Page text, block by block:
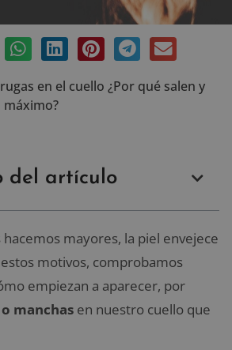
en el cuello ¿Por qué salen y
del artículo
mayores, la piel envejece
motivos, comprobamos
empiezan a aparecer, por
manchas en nuestro cuello que